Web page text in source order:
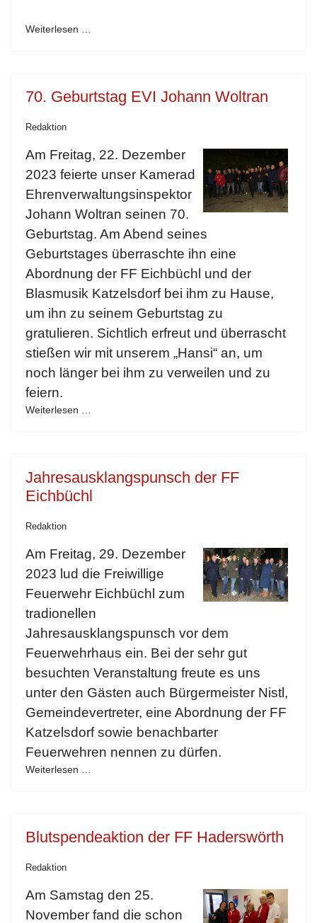
Weiterlesen …
70. Geburtstag EVI Johann Woltran
Redaktion
Am Freitag, 22. Dezember
2023 feierte unser Kamerad
Ehrenverwaltungsinspektor
Johann Woltran seinen 70.
Geburtstag. Am Abend seines
Geburtstages überraschte ihn eine
Abordnung der FF Eichbüchl und der
Blasmusik Katzelsdorf bei ihm zu Hause,
um ihn zu seinem Geburtstag zu
gratulieren. Sichtlich erfreut und überrascht
stießen wir mit unserem „Hansi“ an, um
noch länger bei ihm zu verweilen und zu
feiern.
Weiterlesen …
Jahresausklangspunsch der FF
Eichbüchl
Redaktion
Am Freitag, 29. Dezember
2023 lud die Freiwillige
Feuerwehr Eichbüchl zum
tradionellen
Jahresausklangspunsch vor dem
Feuerwehrhaus ein. Bei der sehr gut
besuchten Veranstaltung freute es uns
unter den Gästen auch Bürgermeister Nistl,
Gemeindevertreter, eine Abordnung der FF
Katzelsdorf sowie benachbarter
Feuerwehren nennen zu dürfen.
Weiterlesen …
Blutspendeaktion der FF Haderswörth
Redaktion
Am Samstag den 25.
November fand die schon